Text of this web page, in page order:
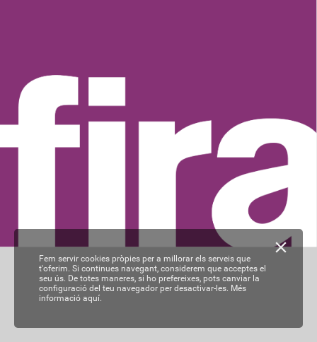
Fem servir cookies pròpies per a millorar els serveis que
t'oferim. Si continues navegant, considerem que acceptes el
seu ús. De totes maneres, si ho prefereixes, pots canviar la
configuració del teu navegador per desactivar-les. Més
informació aquí.